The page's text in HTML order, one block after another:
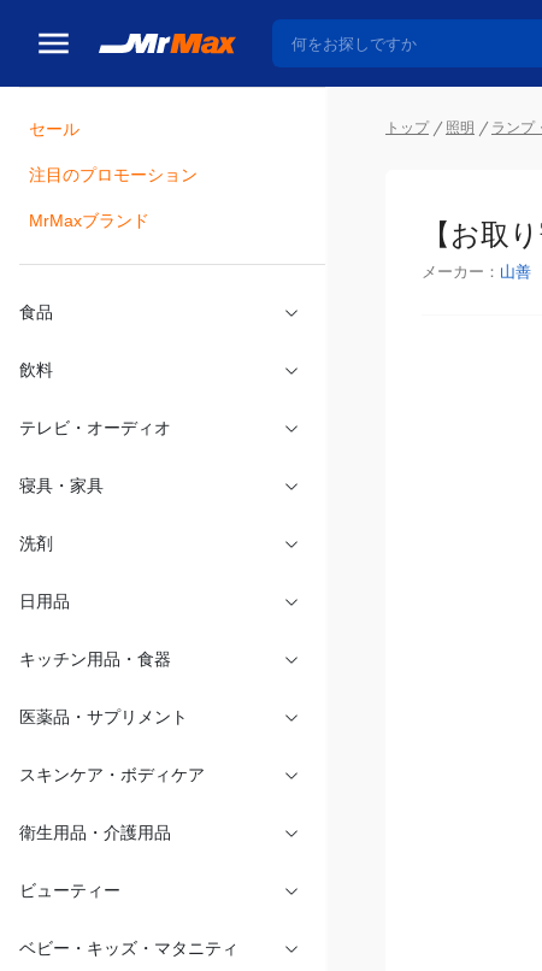
セール
注目のプロモーション
MrMaxブランド
食品
飲料
テレビ・オーディオ
寝具・家具
洗剤
日用品
トップ 照明 ランプ
【お取
メーカー： 山善